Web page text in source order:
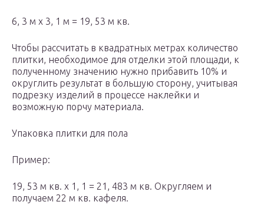
6, 3 м х 3, 1 м = 19, 53 м кв.
Чтобы рассчитать в квадратных метрах количество
плитки, необходимое для отделки этой площади, к
полученному значению нужно прибавить 10% и
округлить результат в большую сторону, учитывая
подрезку изделий в процессе наклейки и
возможную порчу материала.
Упаковка плитки для пола
Пример:
19, 53 м кв. х 1, 1 = 21, 483 м кв. Округляем и
получаем 22 м кв. кафеля.